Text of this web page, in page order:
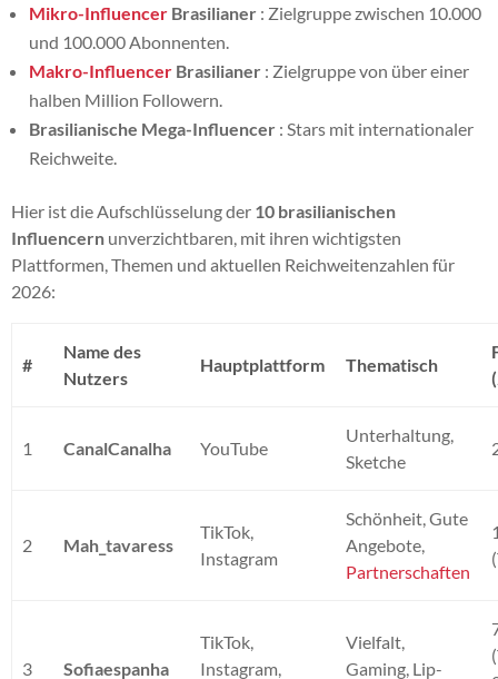
Mikro-Influencer Brasilianer : Zielgruppe zwischen 10.000
und 100.000 Abonnenten.
Makro-Influencer Brasilianer : Zielgruppe von über einer
halben Million Followern.
Brasilianische Mega-Influencer : Stars mit internationaler
Reichweite.
Hier ist die Aufschlüsselung der 10 brasilianischen
Influencern unverzichtbaren, mit ihren wichtigsten
Plattformen, Themen und aktuellen Reichweitenzahlen für
2026:
#
Name des
Nutzers
Hauptplattform Thematisch
1 CanalCanalha YouTube
Unterhaltung,
Sketche
2 Mah_tavaress
TikTok,
Instagram
Schönheit, Gute
Angebote,
Partnerschaften
3 Sofiaespanha
TikTok,
Instagram,
Vielfalt,
Gaming, Lip-